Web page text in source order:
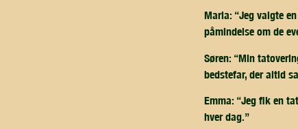
Maria: “Jeg valgte
påmindelse om de
Søren: “Min
bedstefar, der altid
Emma: “Jeg fik en
hver dag.”